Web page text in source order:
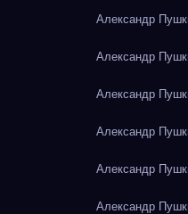
Александр
Александр
Александр
Александр
Александр
Александр